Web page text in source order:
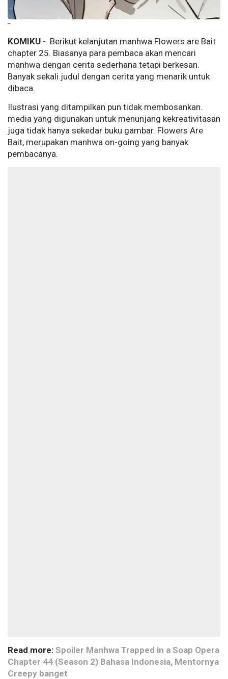
--
KOMIKU - Berikut kelanjutan manhwa Flowers are Bait
chapter 25. Biasanya para pembaca akan mencari
manhwa dengan cerita sederhana tetapi berkesan.
Banyak sekali judul dengan cerita yang menarik untuk
dibaca.
Ilustrasi yang ditampilkan pun tidak membosankan.
media yang digunakan untuk menunjang kekreativitasan
juga tidak hanya sekedar buku gambar. Flowers Are
Bait, merupakan manhwa on-going yang banyak
pembacanya.
Read more: Spoiler Manhwa Trapped in a Soap Opera
Chapter 44 (Season 2) Bahasa Indonesia, Mentornya
Creepy banget